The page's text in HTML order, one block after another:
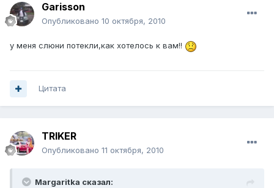
Garisson
Опубликовано 10 октября, 2010
у меня слюни потекли,как хотелось к вам!!
Цитата
TRIKER
Опубликовано 11 октября, 2010
Margaritka сказал: